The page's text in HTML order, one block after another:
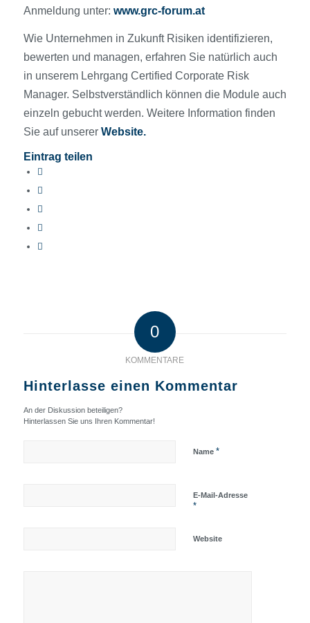
Anmeldung unter: www.grc-forum.at
Wie Unternehmen in Zukunft Risiken identifizieren,
bewerten und managen, erfahren Sie natürlich auch
in unserem Lehrgang Certified Corporate Risk
Manager. Selbstverständlich können die Module auch
einzeln gebucht werden. Weitere Information finden
Sie auf unserer Website.
Eintrag teilen
0
KOMMENTARE
Hinterlasse einen Kommentar
An der Diskussion beteiligen?
Hinterlassen Sie uns Ihren Kommentar!
Name *
E-Mail-Adresse
*
Website